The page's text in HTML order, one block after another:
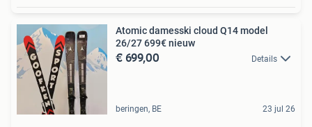
Atomic damesski cloud Q14 model
26/27 699€ nieuw
€ 699,00 Details
beringen, BE 23 jul 26